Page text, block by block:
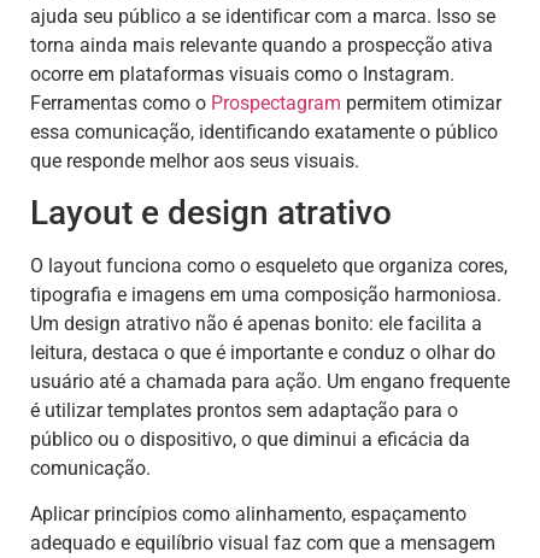
ajuda seu público a se identificar com a marca. Isso se
torna ainda mais relevante quando a prospecção ativa
ocorre em plataformas visuais como o Instagram.
Ferramentas como o Prospectagram permitem otimizar
essa comunicação, identificando exatamente o público
que responde melhor aos seus visuais.
Layout e design atrativo
O layout funciona como o esqueleto que organiza cores,
tipografia e imagens em uma composição harmoniosa.
Um design atrativo não é apenas bonito: ele facilita a
leitura, destaca o que é importante e conduz o olhar do
usuário até a chamada para ação. Um engano frequente
é utilizar templates prontos sem adaptação para o
público ou o dispositivo, o que diminui a eficácia da
comunicação.
Aplicar princípios como alinhamento, espaçamento
adequado e equilíbrio visual faz com que a mensagem